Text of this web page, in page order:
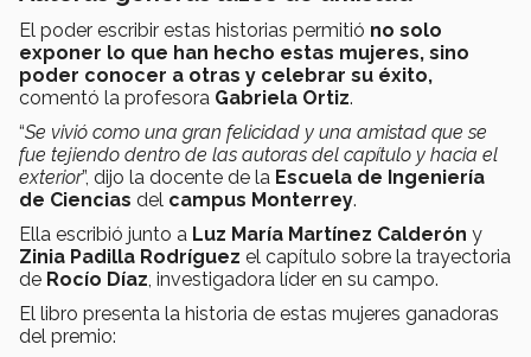
El poder escribir estas historias permitió no solo
exponer lo que han hecho estas mujeres, sino
poder conocer a otras y celebrar su éxito,
comentó la profesora Gabriela Ortiz.
“Se vivió como una gran felicidad y una amistad que se
fue tejiendo dentro de las autoras del capítulo y hacia el
exterior”, dijo la docente de la Escuela de Ingeniería
de Ciencias del campus Monterrey.
Ella escribió junto a Luz María Martínez Calderón y
Zinia Padilla Rodríguez el capítulo sobre la trayectoria
de Rocío Díaz, investigadora líder en su campo.
El libro presenta la historia de estas mujeres ganadoras
del premio: